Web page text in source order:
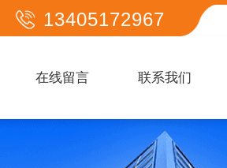
13405172967
在线留言 联系我们